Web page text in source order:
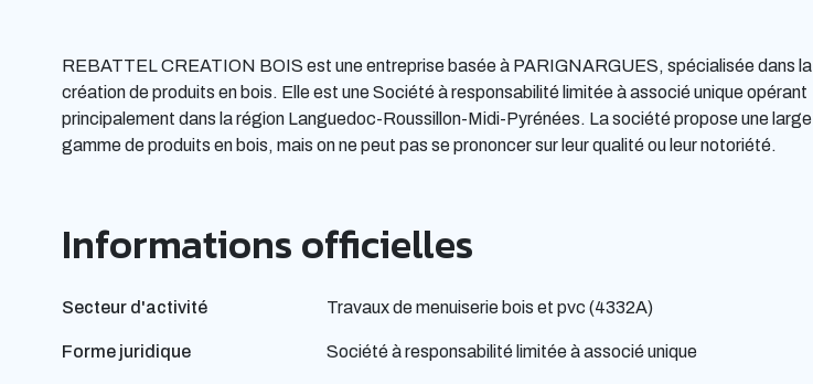
REBATTEL CREATION BOIS est une entreprise basée à PARIGNARGUES, spécialisée dans la
création de produits en bois. Elle est une Société à responsabilité limitée à associé unique opérant
principalement dans la région Languedoc-Roussillon-Midi-Pyrénées. La société propose une large
gamme de produits en bois, mais on ne peut pas se prononcer sur leur qualité ou leur notoriété.
Informations officielles
Secteur d'activité Travaux de menuiserie bois et pvc (4332A)
Forme juridique Société à responsabilité limitée à associé unique